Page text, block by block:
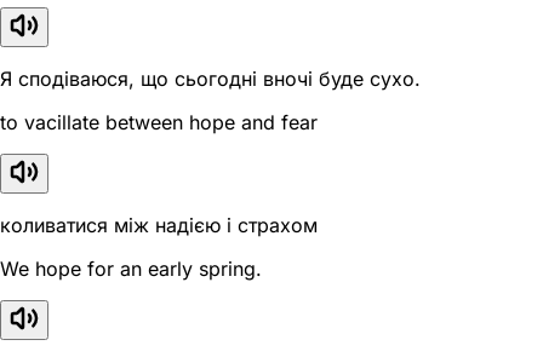
Я сподіваюся, що сьогодні вночі буде сухо.
to vacillate between hope and fear
коливатися між надією і страхом
We hope for an early spring.